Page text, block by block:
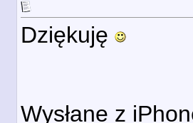
Dziękuję
Wysłane z